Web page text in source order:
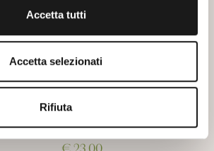
Accetta tutti
Accetta selezionati
RifiutaFOGLIA
FRASTAGLIATA
ENANTIO